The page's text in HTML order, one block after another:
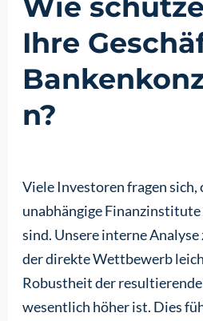
Ihre
n?
Viele Investoren fragen sich,
unabhängige
sind. Unsere interne Analyse
der direkte Wettbewerb
Robustheit der
wesentlich höher ist. Dies